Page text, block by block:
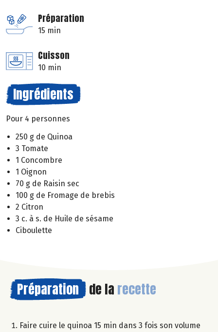
Préparation
15 min
Cuisson
10 min
Ingrédients
Pour 4 personnes
250 g de Quinoa
3 Tomate
1 Concombre
1 Oignon
70 g de Raisin sec
100 g de Fromage de brebis
2 Citron
3 c. à s. de Huile de sésame
Ciboulette
Préparation de la recette
Faire cuire le quinoa 15 min dans 3 fois son volume